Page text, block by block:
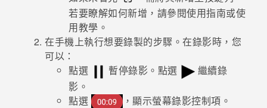
若要瞭解如何新增，請參閱使用指南或使
用教學。
在手機上執行想要錄製的步驟。在錄影時，您
可以：
點選
暫停錄影。點選
繼續錄
影。
點選
，顯示螢幕錄影控制項。